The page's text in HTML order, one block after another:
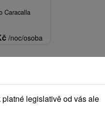
Caracalla
/noc/osoba
HODNOCENÍ
legislativě od vás ale